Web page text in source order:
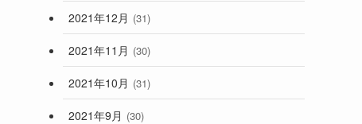
2021年12月 (31)
2021年11月 (30)
2021年10月 (31)
2021年9月 (30)